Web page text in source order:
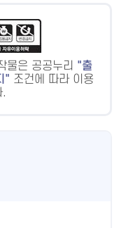
물은 공공누리
출
조건에 따라 이용
.